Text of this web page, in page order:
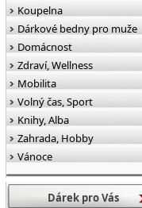
Koupelna
Dárkové bedny pro muže
Domácnost
Zdraví, Wellness
Mobilita
Volný čas, Sport
Knihy, Alba
Zahrada, Hobby
Vánoce
Dárek pro Vás